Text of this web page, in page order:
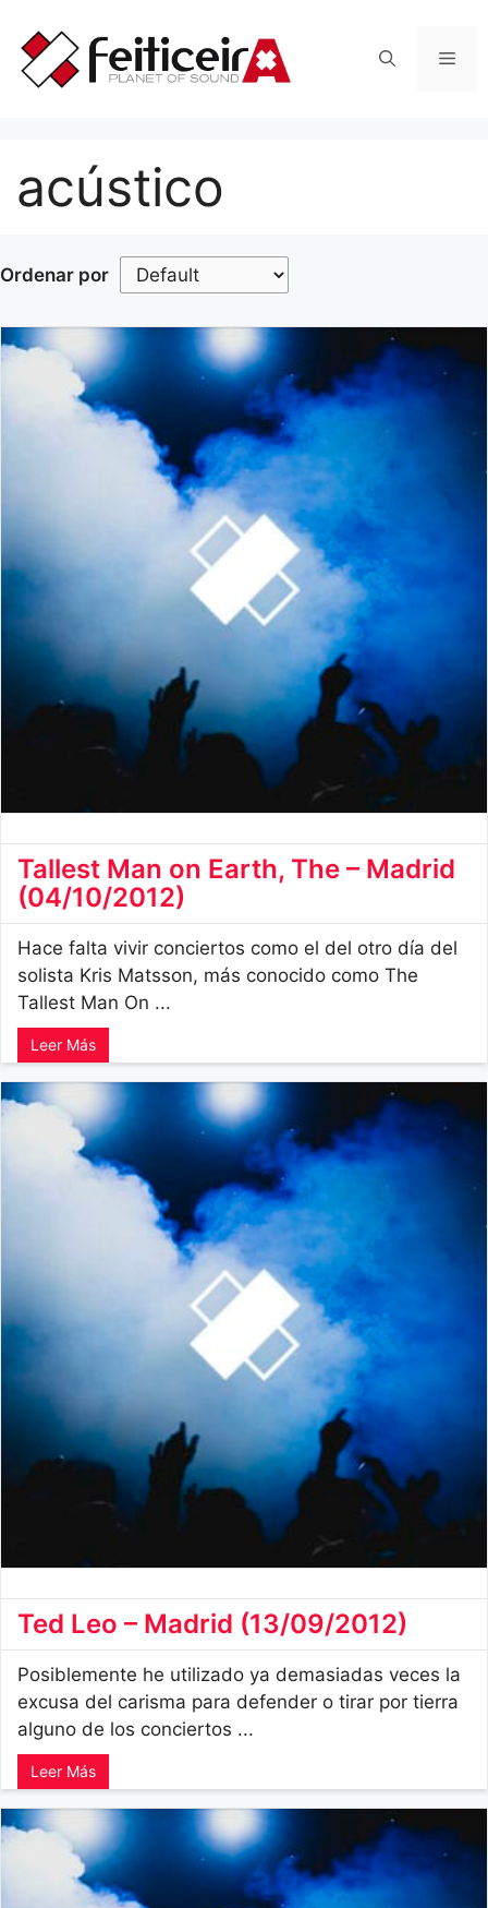
contenido
acústico
Ordenar por
Tallest Man on Earth, The – Madrid
(04/10/2012)
Hace falta vivir conciertos como el del otro día del
solista Kris Matsson, más conocido como The
Tallest Man On ...
Leer Más
Ted Leo – Madrid (13/09/2012)
Posiblemente he utilizado ya demasiadas veces la
excusa del carisma para defender o tirar por tierra
alguno de los conciertos ...
Leer Más